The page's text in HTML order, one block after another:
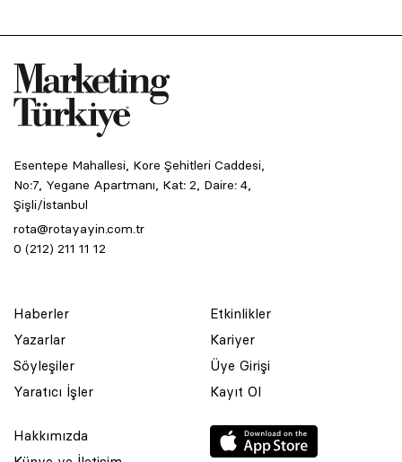
Esentepe Mahallesi, Kore Şehitleri Caddesi,
No:7, Yegane Apartmanı, Kat: 2, Daire: 4,
Şişli/İstanbul
rota@rotayayin.com.tr
0 (212) 211 11 12
Haberler
Yazarlar
Söyleşiler
Yaratıcı İşler
Etkinlikler
Kariyer
Üye Girişi
Kayıt Ol
Hakkımızda